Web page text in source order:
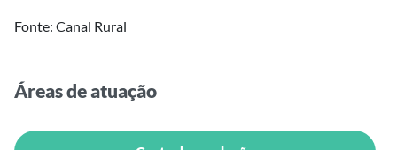
Fonte: Canal Rural
Áreas de atuação